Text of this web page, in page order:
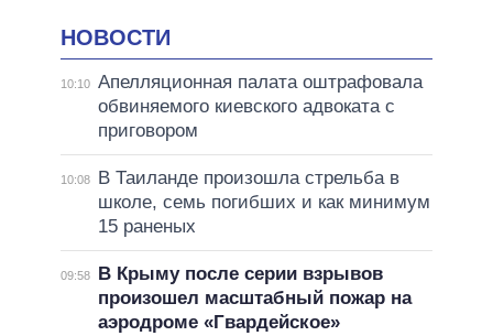
НОВОСТИ
10:10 Апелляционная палата оштрафовала
обвиняемого киевского адвоката с
приговором
10:08
В Таиланде произошла стрельба в
школе, семь погибших и как минимум
15 раненых
09:58
В Крыму после серии взрывов
произошел масштабный пожар на
аэродроме «Гвардейское»